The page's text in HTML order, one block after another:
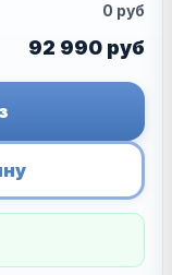
0 руб
92 990 руб